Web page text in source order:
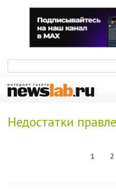
Недостатки
1 2